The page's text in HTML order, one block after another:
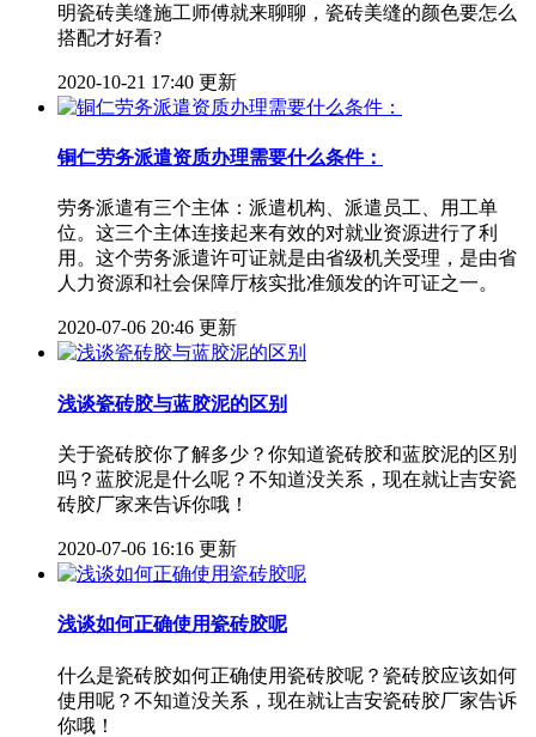
明瓷砖美缝施工师傅就来聊聊，瓷砖美缝的颜色要怎么
搭配才好看?
2020-10-21 17:40 更新
铜仁劳务派遣资质办理需要什么条件：
劳务派遣有三个主体：派遣机构、派遣员工、用工单
位。这三个主体连接起来有效的对就业资源进行了利
用。这个劳务派遣许可证就是由省级机关受理，是由省
人力资源和社会保障厅核实批准颁发的许可证之一。
2020-07-06 20:46 更新
浅谈瓷砖胶与蓝胶泥的区别
关于瓷砖胶你了解多少？你知道瓷砖胶和蓝胶泥的区别
吗？蓝胶泥是什么呢？不知道没关系，现在就让吉安瓷
砖胶厂家来告诉你哦！
2020-07-06 16:16 更新
浅谈如何正确使用瓷砖胶呢
什么是瓷砖胶如何正确使用瓷砖胶呢？瓷砖胶应该如何
使用呢？不知道没关系，现在就让吉安瓷砖胶厂家告诉
你哦！